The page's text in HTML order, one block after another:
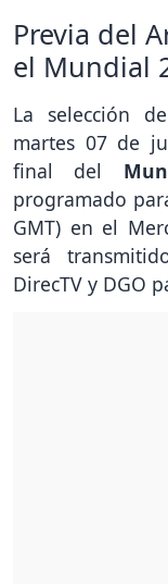
Previa del
el Mundial
La selección de
martes 07 de
final del
programado
GMT) en el
será
DirecTV y DGO